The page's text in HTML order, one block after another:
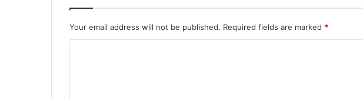
Your email address will not be published. Required fields are marked *